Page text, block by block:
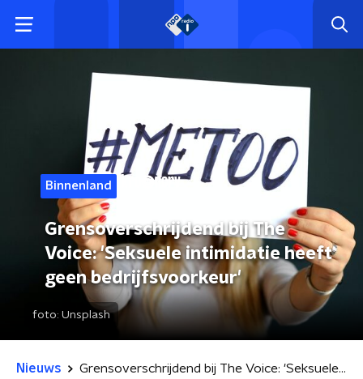
Binnenland
Grensoverschrijdend bij The
Voice: 'Seksuele intimidatie heeft
geen bedrijfsvoorkeur'
foto: Unsplash
Nieuws Grensoverschrijdend bij The Voice: 'Seksuele intimidatie heeft geen bedrijfsvoorkeur'